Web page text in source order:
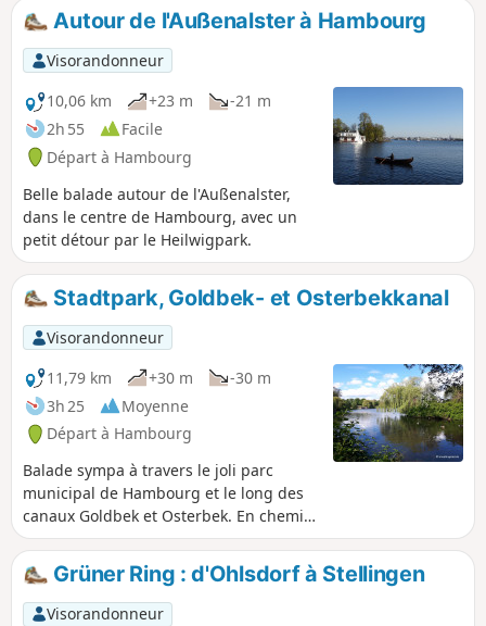
Hambourg.
Autour de l'Außenalster à Hambourg
Visorandonneur
10,06 km
+23 m
-21 m
2h 55
Facile
Départ à Hambourg
Belle balade autour de l'Außenalster,
dans le centre de Hambourg, avec un
petit détour par le Heilwigpark.
Stadtpark, Goldbek- et Osterbekkanal
Visorandonneur
11,79 km
+30 m
-30 m
3h 25
Moyenne
Départ à Hambourg
Balade sympa à travers le joli parc
municipal de Hambourg et le long des
canaux Goldbek et Osterbek. En chemin,
on passe devant le lac du parc
municipal, le planétarium et le musée
du travail avec la TRUDE.
Grüner Ring : d'Ohlsdorf à Stellingen
Visorandonneur